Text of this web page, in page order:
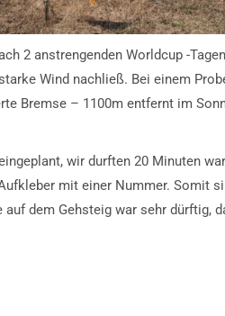
2 anstrengenden Worldcup -
Wind nachließ. Bei einem
Bremse – 1100m entfernt im
wir durften 20 Minuten
mit einer Nummer. Somit
dem Gehsteig war sehr dürftig,